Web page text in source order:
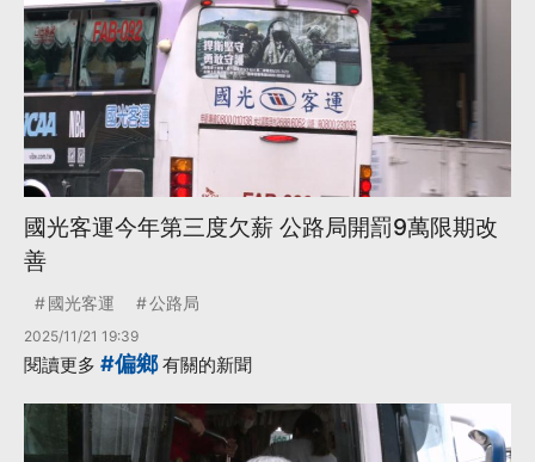
國光客運今年第三度欠薪 公路局開罰9萬限期改
善
國光客運 公路局
2025/11/21 19:39
閱讀更多 #偏鄉有關的新聞